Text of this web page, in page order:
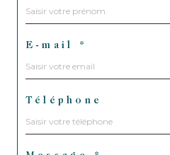
E-mail *
Téléphone